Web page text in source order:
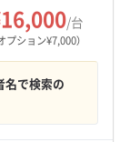
内村
/台
プション¥7,000）
名で検索の